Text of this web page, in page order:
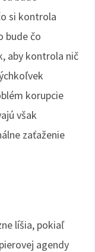
si kontrola
bude čo
aby kontrola nič
korupcie
však
zaťaženie
líšia, pokiaľ
agendy